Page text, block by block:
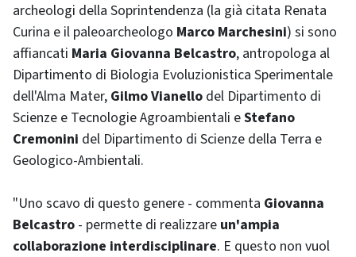
archeologi della Soprintendenza (la già citata Renata
Curina e il paleoarcheologo Marco Marchesini) si sono
affiancati Maria Giovanna Belcastro, antropologa al
Dipartimento di Biologia Evoluzionistica Sperimentale
dell'Alma Mater, Gilmo Vianello del Dipartimento di
Scienze e Tecnologie Agroambientali eStefano
Cremonini del Dipartimento di Scienze della Terra e
Geologico-Ambientali.
"Uno scavo di questo genere - commenta Giovanna
Belcastro - permette di realizzare un'ampia
collaborazione interdisciplinare. E questo non vuol